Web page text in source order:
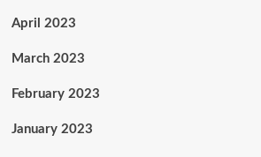
April 2023
March 2023
February 2023
January 2023